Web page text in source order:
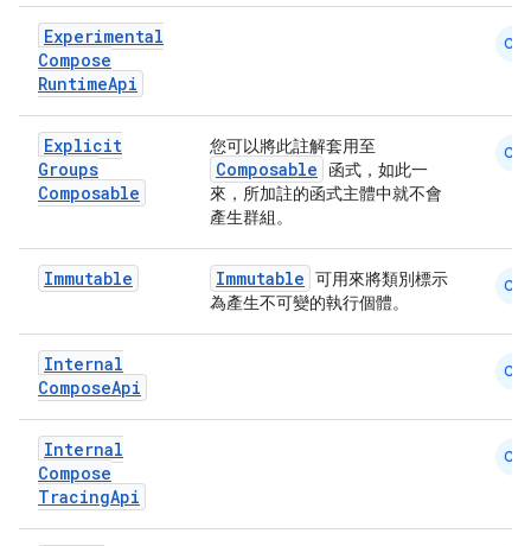
Experimental
Compose
RuntimeApi
CM
Explicit
Groups
Composable
您可以將此註解套用至
Composable
函式，如此一
來，所加註的函式主體中就不會
產生群組。
CM
Immutable Immutable 可用來將類別標示
為產生不可變的執行個體。
CM
Internal
ComposeApi
CM
Internal
Compose
TracingApi
CM